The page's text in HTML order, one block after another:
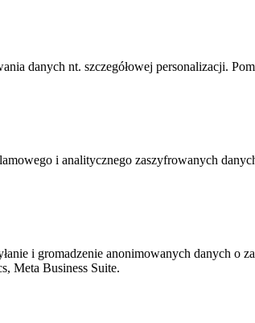
danych nt. szczegółowej personalizacji.
i analitycznego zaszyfrowanych
i gromadzenie anonimowanych danych o
Meta Business Suite.